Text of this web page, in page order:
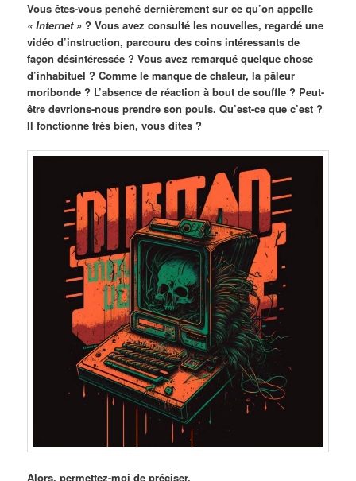
Vous êtes-vous penché dernièrement sur ce qu’on appelle
« Internet » ? Vous avez consulté les nouvelles, regardé une
vidéo d’instruction, parcouru des coins intéressants de
façon désintéressée ? Vous avez remarqué quelque chose
d’inhabituel ? Comme le manque de chaleur, la pâleur
moribonde ? L’absence de réaction à bout de souffle ? Peut-
être devrions-nous prendre son pouls. Qu’est-ce que c’est ?
Il fonctionne très bien, vous dites ?
Alors, permettez-moi de préciser.